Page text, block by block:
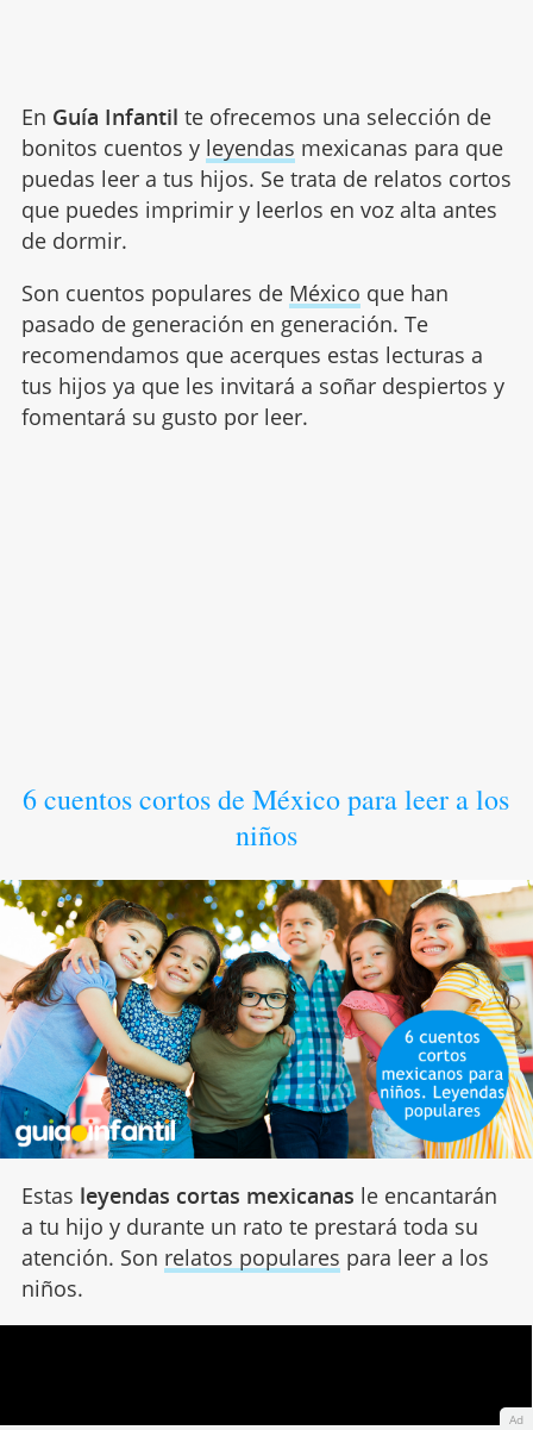
En Guía Infantil te ofrecemos una selección de
bonitos cuentos y leyendas mexicanas para que
puedas leer a tus hijos. Se trata de relatos cortos
que puedes imprimir y leerlos en voz alta antes
de dormir.
Son cuentos populares de México que han
pasado de generación en generación. Te
recomendamos que acerques estas lecturas a
tus hijos ya que les invitará a soñar despiertos y
fomentará su gusto por leer.
6 cuentos cortos de México para leer a los
niños
Estas leyendas cortas mexicanas le encantarán
a tu hijo y durante un rato te prestará toda su
atención. Son relatos populares para leer a los
niños.
Ad